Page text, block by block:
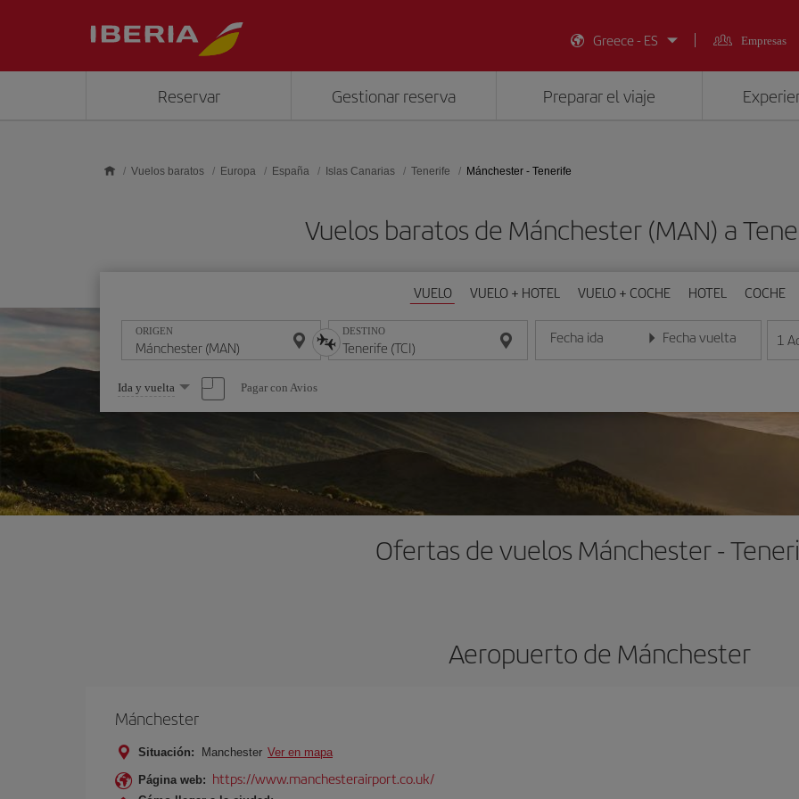
Greece - ES
Empresas
Reservar Gestionar reserva Preparar el viaje
Vuelos baratos Europa España Islas Canarias Tenerife Mánchester - Tenerife
Vuelos baratos de Mánchester (MAN) a
VUELO VUELO + HOTEL VUELO + COCHE HOTEL COCHE
ORIGEN DESTINO Fecha ida
Introduce la fecha en formato día/mes/año
Fecha vuelta
Introduce la fecha en 1
Seleccione
una
opción
Ida y vuelta Pagar con Avios
Ofertas de vuelos Mánchester -
Aeropuerto de Mánchester
Mánchester
Situación: Manchester Ver en mapa
Página web: https://www.manchesterairport.co.uk/